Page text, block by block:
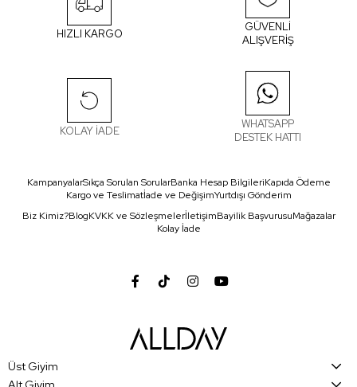
HIZLI KARGO
GÜVENLİ
ALIŞVERİŞ
KOLAY İADE
WHATSAPP
DESTEK HATTI
KampanyalarSıkça Sorulan SorularBanka Hesap BilgileriKapıda Ödeme
Kargo ve Teslimatİade ve DeğişimYurtdışı Gönderim
Biz Kimiz?BlogKVKK ve SözleşmelerİletişimBayilik BaşvurusuMağazalar
Kolay İade
Üst Giyim